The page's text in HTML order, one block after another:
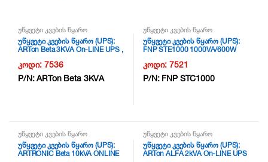
უწყვეტი კვების წყარო
უწყვეტი კვების წყარო (UPS):
ARTon Beta 3KVA On-LINE UPS ,
batteries, 1y warr-6month on
batterys NG3
კოდი:7536
P/N:ARTon Beta 3KVA
უწყვეტი კვების წყარო
უწყვეტი კვების წყარო (UPS):
FNP STE1000 1000VA/600W
LCD, EU socket, Germany plug,
12V/7Ah*2 NG2
კოდი:7521
P/N: FNP STC1000
უწყვეტი კვების წყარო
უწყვეტი კვების წყარო (UPS):
ARTRONIC Beta 10kVA ONLINE
უწყვეტი კვების წყარო
უწყვეტი კვების წყარო (UPS):
ARTon ALFA 2kVA On-LINE UPS